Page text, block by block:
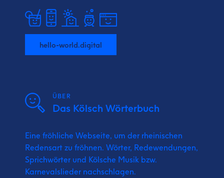
hello-world.digital
ÜBER
Das Kölsch Wörterbuch
Eine fröhliche Webseite, um der rheinischen
Redensart zu fröhnen. Wörter, Redewendungen,
Sprichwörter und Kölsche Musik bzw.
Karnevalslieder nachschlagen.